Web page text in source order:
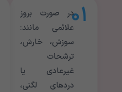
۰۱در صورت بروز
علائمی مانند:
سوزش، خارش،
ترشحات
غیرعادی یا
دردهای لگنی،